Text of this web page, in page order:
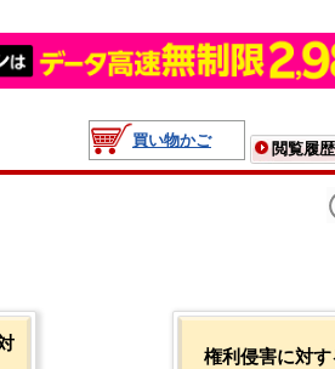
買い物かご
閲覧履歴
権利侵害に対